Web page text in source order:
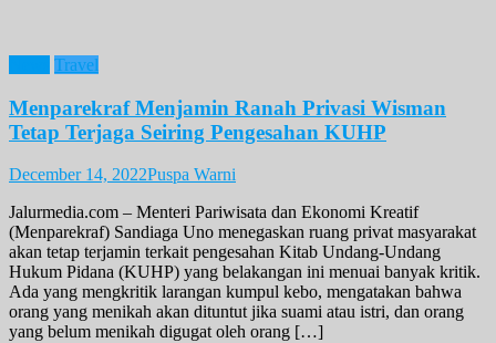
Travel
Menparekraf Menjamin Ranah Privasi Wisman
Tetap Terjaga Seiring Pengesahan KUHP
December 14, 2022Puspa Warni
Jalurmedia.com – Menteri Pariwisata dan Ekonomi Kreatif
(Menparekraf) Sandiaga Uno menegaskan ruang privat masyarakat
akan tetap terjamin terkait pengesahan Kitab Undang-Undang
Hukum Pidana (KUHP) yang belakangan ini menuai banyak kritik.
Ada yang mengkritik larangan kumpul kebo, mengatakan bahwa
orang yang menikah akan dituntut jika suami atau istri, dan orang
yang belum menikah digugat oleh orang […]